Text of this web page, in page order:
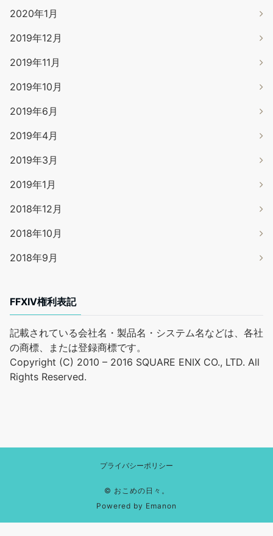
2020年1月
2019年12月
2019年11月
2019年10月
2019年6月
2019年4月
2019年3月
2019年1月
2018年12月
2018年10月
2018年9月
FFXIV権利表記
記載されている会社名・製品名・システム名などは、各社
の商標、または登録商標です。
Copyright (C) 2010 – 2016 SQUARE ENIX CO., LTD. All
Rights Reserved.
プライバシーポリシー
© おこめの日々。
Powered by Emanon